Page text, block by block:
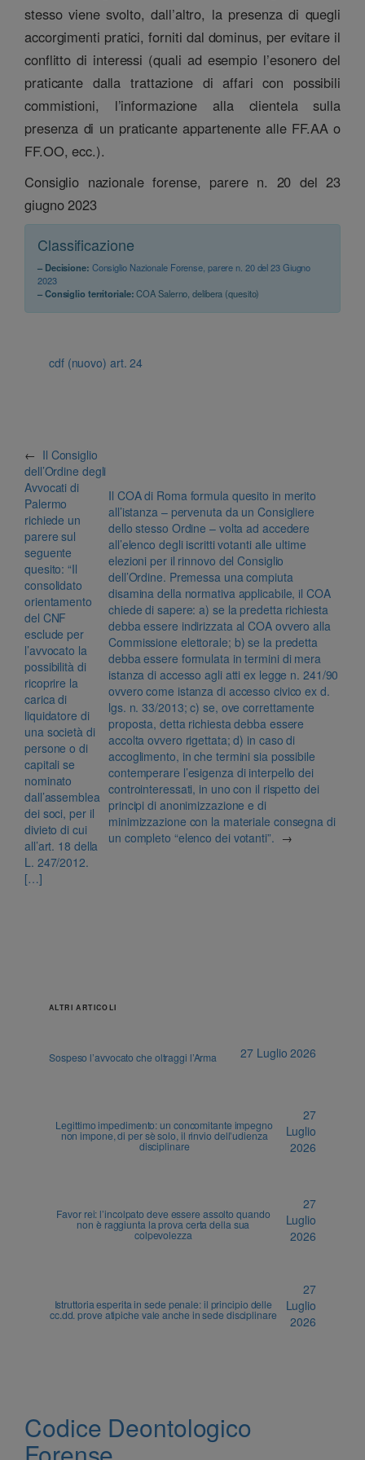
stesso viene svolto, dall’altro, la presenza di quegli
accorgimenti pratici, forniti dal dominus, per evitare il
conflitto di interessi (quali ad esempio l’esonero del
praticante dalla trattazione di affari con possibili
commistioni, l’informazione alla clientela sulla
presenza di un praticante appartenente alle FF.AA o
FF.OO, ecc.).
Consiglio nazionale forense, parere n. 20 del 23
giugno 2023
Classificazione
– Decisione: Consiglio Nazionale Forense, parere n. 20 del 23 Giugno
2023
– Consiglio territoriale:COA Salerno, delibera (quesito)
cdf (nuovo) art. 24
← Il Consiglio
dell’Ordine degli
Avvocati di
Palermo
richiede un
parere sul
seguente
quesito: “Il
consolidato
orientamento
del CNF
esclude per
l’avvocato la
possibilità di
ricoprire la
carica di
liquidatore di
una società di
persone o di
capitali se
nominato
dall’assemblea
dei soci, per il
divieto di cui
all’art. 18 della
L. 247/2012.
[…]
Il COA di Roma formula quesito in merito
all’istanza – pervenuta da un Consigliere
dello stesso Ordine – volta ad accedere
all’elenco degli iscritti votanti alle ultime
elezioni per il rinnovo del Consiglio
dell’Ordine. Premessa una compiuta
disamina della normativa applicabile, il COA
chiede di sapere: a) se la predetta richiesta
debba essere indirizzata al COA ovvero alla
Commissione elettorale; b) se la predetta
debba essere formulata in termini di mera
istanza di accesso agli atti ex legge n. 241/90
ovvero come istanza di accesso civico ex d.
lgs. n. 33/2013; c) se, ove correttamente
proposta, detta richiesta debba essere
accolta ovvero rigettata; d) in caso di
accoglimento, in che termini sia possibile
contemperare l’esigenza di interpello dei
controinteressati, in uno con il rispetto dei
principi di anonimizzazione e di
minimizzazione con la materiale consegna di
un completo “elenco dei votanti”. →
ALTRI ARTICOLI
Sospeso l’avvocato che oltraggi l’Arma 27 Luglio 2026
Legittimo impedimento: un concomitante impegno
non impone, di per sè solo, il rinvio dell’udienza
disciplinare
27
Luglio
2026
Favor rei: l’incolpato deve essere assolto quando
non è raggiunta la prova certa della sua
colpevolezza
27
Luglio
2026
Istruttoria esperita in sede penale: il principio delle
cc.dd. prove atipiche vale anche in sede disciplinare
27
Luglio
2026
Codice Deontologico